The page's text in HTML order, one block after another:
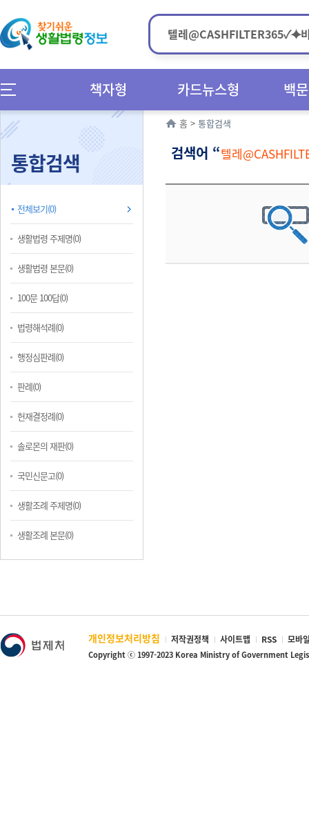
책자형 카드뉴스형 백
통합검색
전체보기(0)
생활법령 주제명(0)
생활법령 본문(0)
100문 100답(0)
법령해석례(0)
행정심판례(0)
판례(0)
헌재결정례(0)
솔로몬의 재판(0)
국민신문고(0)
생활조례 주제명(0)
생활조례 본문(0)
홈 > 통합검색
검색어 “텔레
개인정보처리방침 저작권정책 사이트맵 RSS 모바
Copyright ⓒ 1997-2023 Korea Ministry of Government